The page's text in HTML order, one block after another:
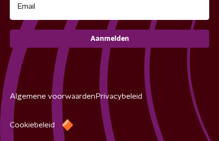
Aanmelden
Algemene voorwaarden Privacybeleid
Cookiebeleid